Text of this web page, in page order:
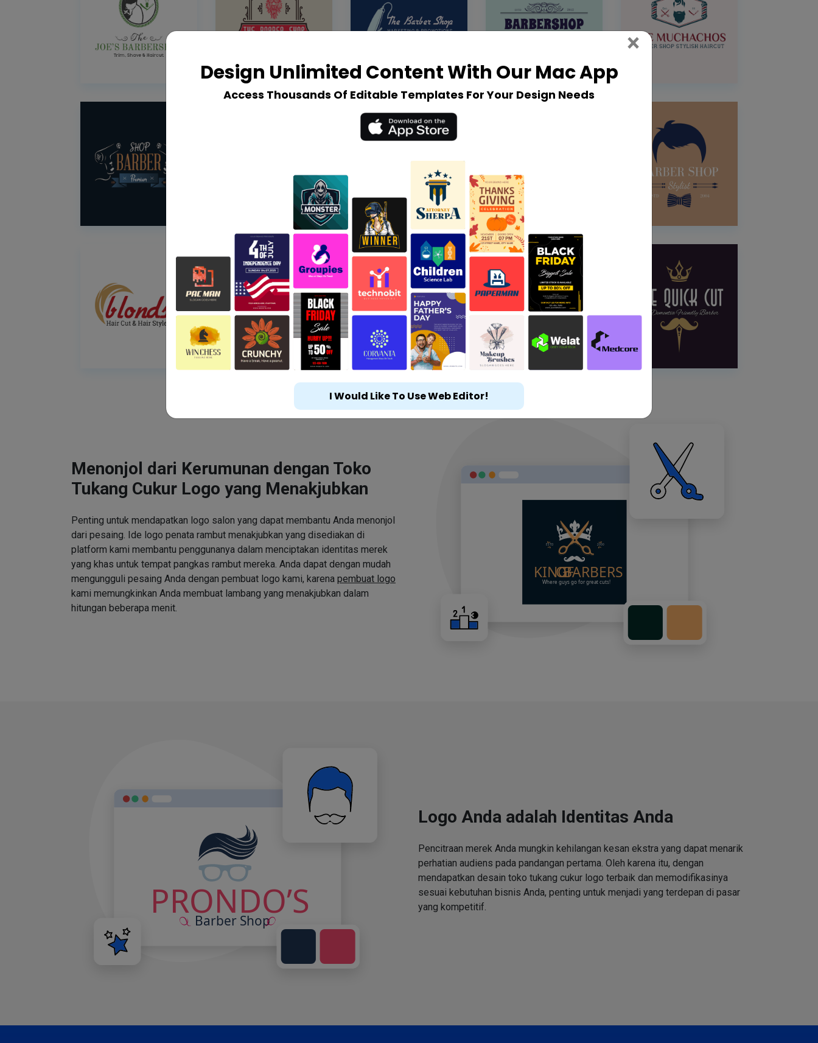
Menonjol dari Kerumunan dengan Toko
Tukang Cukur Logo yang Menakjubkan
Penting untuk mendapatkan logo salon yang dapat membantu Anda menonjol
dari pesaing. Ide logo penata rambut menakjubkan yang disediakan di
platform kami membantu penggunanya dalam menciptakan identitas merek
yang khas untuk tempat pangkas rambut mereka. Anda dapat dengan mudah
mengungguli pesaing Anda dengan pembuat logo kami, karena pembuat logo
kami memungkinkan Anda membuat lambang yang menakjubkan dalam
hitungan beberapa menit.
Logo Anda adalah Identitas Anda
Pencitraan merek Anda mungkin kehilangan kesan ekstra yang dapat menarik
perhatian audiens pada pandangan pertama. Oleh karena itu, dengan
mendapatkan desain toko tukang cukur logo terbaik dan memodifikasinya
sesuai kebutuhan bisnis Anda, penting untuk menjadi yang terdepan di pasar
yang kompetitif.
Design Unlimited Content With Our Mac App
Access Thousands Of Editable Templates For Your Design Needs
× Close
I Would Like To Use Web Editor!